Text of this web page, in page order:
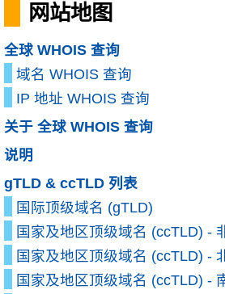
网站地图
全球 WHOIS 查询
域名 WHOIS 查询
IP 地址 WHOIS 查询
关于 全球 WHOIS 查询
说明
gTLD & ccTLD 列表
国际顶级域名 (gTLD)
国家及地区顶级域名 (ccTLD) -
国家及地区顶级域名 (ccTLD) -
国家及地区顶级域名 (ccTLD) -